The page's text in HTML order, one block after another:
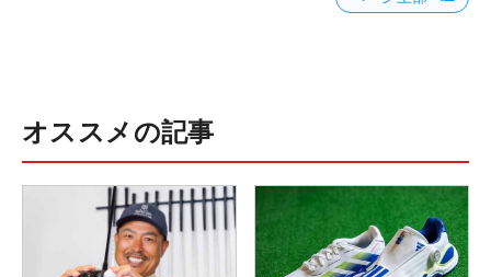
オススメの記事